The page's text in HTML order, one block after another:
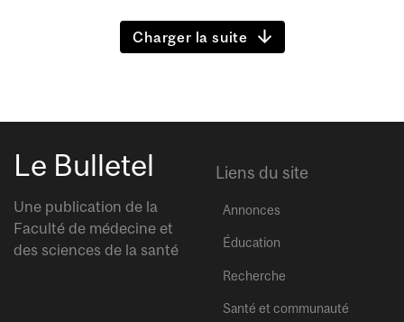
Charger la suite
Le Bulletel
Une publication de la
Faculté de médecine et
des sciences de la santé
Liens du site
Annonces
Éducation
Recherche
Santé et communauté